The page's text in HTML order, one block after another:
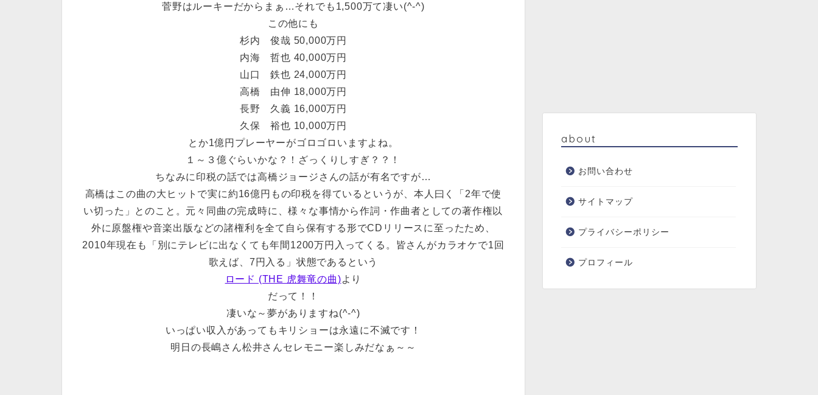
菅野はルーキーだからまぁ…それでも1,500万て凄い(^-^)
この他にも
杉内 俊哉 50,000万円
内海 哲也 40,000万円
山口 鉄也 24,000万円
高橋 由伸 18,000万円
長野 久義 16,000万円
久保 裕也 10,000万円
とか1億円プレーヤーがゴロゴロいますよね。
１～３億ぐらいかな？！ざっくりしすぎ？？！
ちなみに印税の話では高橋ジョージさんの話が有名ですが…
高橋はこの曲の大ヒットで実に約16億円もの印税を得ているというが、本人曰く「2年で使
い切った」とのこと。元々同曲の完成時に、様々な事情から作詞・作曲者としての著作権以
外に原盤権や音楽出版などの諸権利を全て自ら保有する形でCDリリースに至ったため、
2010年現在も「別にテレビに出なくても年間1200万円入ってくる。皆さんがカラオケで1回
歌えば、7円入る」状態であるという
ロード (THE 虎舞竜の曲)より
だって！！
凄いな～夢がありますね(^-^)
いっぱい収入があってもキリショーは永遠に不滅です！
明日の長嶋さん松井さんセレモニー楽しみだなぁ～～
about
お問い合わせ
サイトマップ
プライバシーポリシー
プロフィール